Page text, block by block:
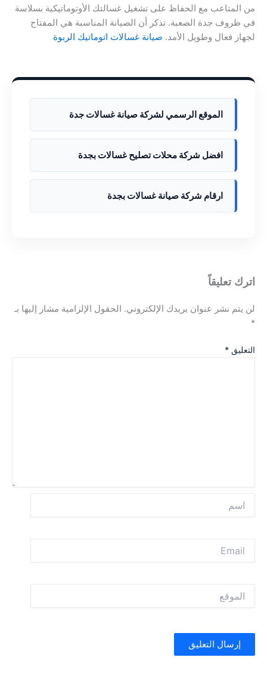
من المتاعب مع الحفاظ على تشغيل غسالتك الأوتوماتيكية بسلاسة
في ظروف جدة الصعبة. تذكر أن الصيانة المناسبة هي المفتاح
لجهاز فعال وطويل الأمد. صيانة غسالات اتوماتيك الربوة
الموقع الرسمي لشركة صيانة غسالات جدة
افضل شركة محلات تصليح غسالات بجدة
ارقام شركة صيانة غسالات بجدة
اترك تعليقاً
لن يتم نشر عنوان بريدك الإلكتروني. الحقول الإلزامية مشار إليها بـ
*
التعليق *